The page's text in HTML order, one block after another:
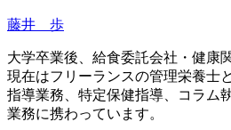
藤井 歩
大学卒業後、給食委託会社・健康
現在はフリーランスの管理栄養士
指導業務、特定保健指導、コラム
業務に携わっています。